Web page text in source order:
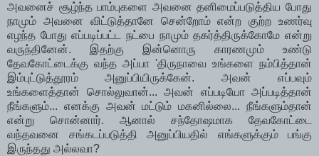
அவனைச் சூழ்ந்த பாம்புகளை அவனை தனிமைப்படுத்திய போது
நாமும் அவனை விட்டுத்தானே சென்றோம் என்ற குற்ற உணர்வு
எழந்த போது எப்படிப்பட்ட நட்பை நாமும் தகர்த்திருக்கோமே என்று
வருந்தினேன். இதற்கு இன்னொரு காரணமும் உண்டு
தேவகோட்டைக்கு வந்த அப்பா 'திருநாவை உங்களை நம்பித்தான்
இம்புட்டுத்தூரம் அனுப்பியிருக்கேன். அவன் எப்பவும்
உங்களைத்தான் சொல்லுவான்... அவன் எப்படியோ அப்படித்தான்
நீங்களும்... எனக்கு அவன் மட்டும் மகனில்லை... நீங்களும்தான்
என்று சொன்னார். ஆனால் சந்தோஷமாக தேவகோட்டை
வந்தவனை சங்கடப்படுத்தி அனுப்பியதில் எங்களுக்கும் பங்கு
இருந்தது அல்லவா?